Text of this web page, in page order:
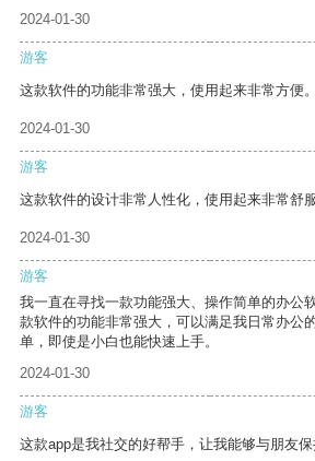
2024-01-30
游客
这款软件的功能非常强大，使用起来非常方便。
2024-01-30
游客
这款软件的设计非常人性化，使用起来非常舒服
2024-01-30
游客
我一直在寻找一款功能强大、操作简单的办公
款软件的功能非常强大，可以满足我日常办公
单，即使是小白也能快速上手。
2024-01-30
游客
这款app是我社交的好帮手，让我能够与朋友保